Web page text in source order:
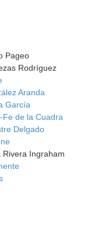
Pageo
Rodríguez
Aranda
García
de la Cuadra
Delgado
Rivera Ingraham